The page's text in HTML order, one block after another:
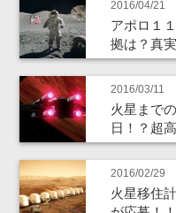
2016/04/21
アポロ１
拠は？真
2016/03/11
火星まで
日！？超
2016/02/29
火星移住